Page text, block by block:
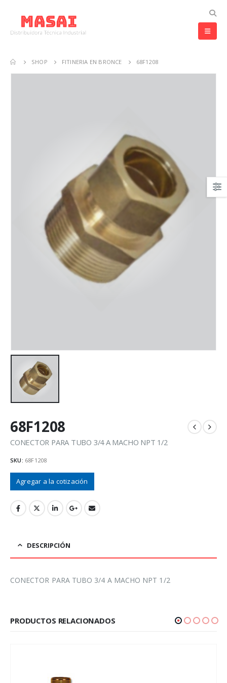
SHOP FITINERIA EN BRONCE 68F1208
68F1208
CONECTOR PARA TUBO 3/4 A MACHO NPT 1/2
SKU: 68F1208
Agregar a la cotización
DESCRIPCIÓN
CONECTOR PARA TUBO 3/4 A MACHO NPT 1/2
PRODUCTOS RELACIONADOS